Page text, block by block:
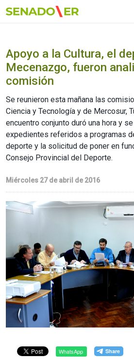
Ir al menú principal
Apoyo a la Cultura, el
Mecenazgo, fueron
comisión
Se reunieron esta mañana las
Ciencia y Tecnología y de Mercosur,
encuentro conjunto duró una hora y
expedientes referidos a programas
deporte y la solicitud de poner en
Consejo Provincial del Deporte.
Miércoles 27 de abril de 2016
WhatsApp